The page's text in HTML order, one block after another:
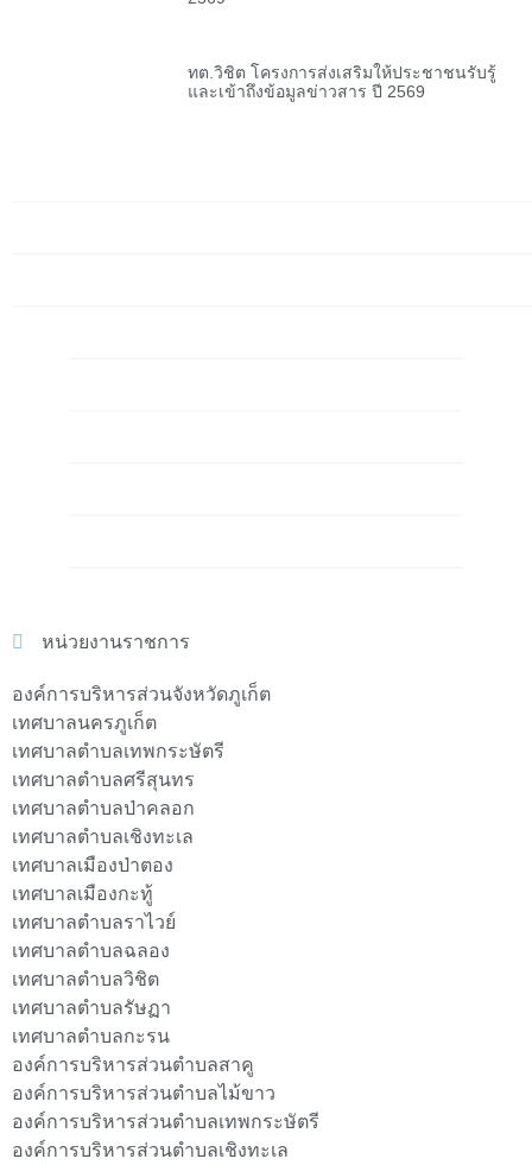
ทต.วิชิต โครงการส่งเสริมให้ประชาชนรับรู้
และเข้าถึงข้อมูลข่าวสาร ปี 2569
หน่วยงานราชการ
องค์การบริหารส่วนจังหวัดภูเก็ต
เทศบาลนครภูเก็ต
เทศบาลตำบลเทพกระษัตรี
เทศบาลตำบลศรีสุนทร
เทศบาลตำบลป่าคลอก
เทศบาลตำบลเชิงทะเล
เทศบาลเมืองป่าตอง
เทศบาลเมืองกะทู้
เทศบาลตำบลราไวย์
เทศบาลตำบลฉลอง
เทศบาลตำบลวิชิต
เทศบาลตำบลรัษฏา
เทศบาลตำบลกะรน
องค์การบริหารส่วนตำบลสาคู
องค์การบริหารส่วนตำบลไม้ขาว
องค์การบริหารส่วนตำบลเทพกระษัตรี
องค์การบริหารส่วนตำบลเชิงทะเล